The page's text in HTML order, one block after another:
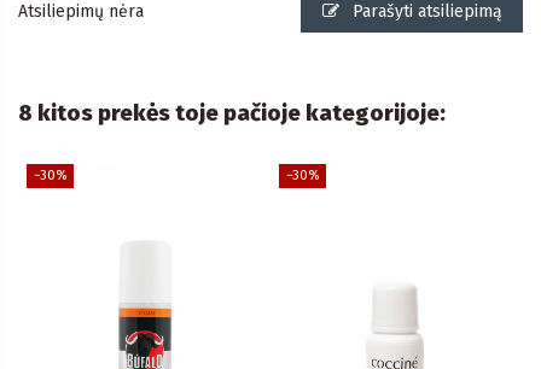
Atsiliepimų nėra Parašyti atsiliepimą
8 kitos prekės toje pačioje kategorijoje:
−30% −30%